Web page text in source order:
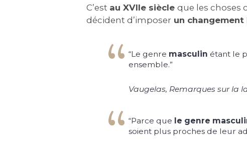
C’est au XVIIe siècle que les choses
décident d’imposer un
“Le genre masculin étant le
ensemble.”
Vaugelas, Remarques sur la
“Parce que le genre
soient plus proches de leur